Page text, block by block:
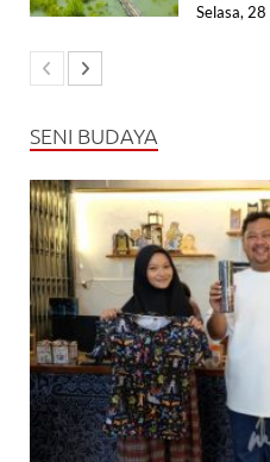
Selasa,
SENI BUDAYA